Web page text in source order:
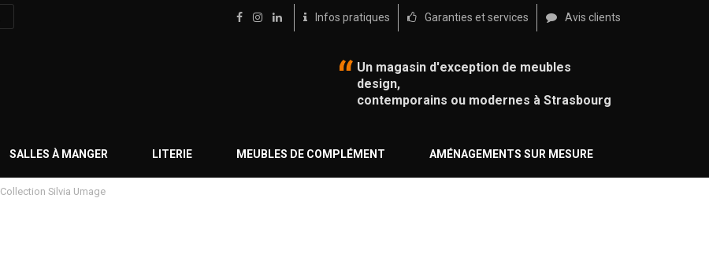
Infos pratiques Garanties et services Avis clients
Un magasin d'exception de meubles
design,
contemporains ou modernes à Strasbourg
SALLES À MANGER LITERIE MEUBLES DE COMPLÉMENT AMÉNAGEMENTS SUR MESURE
Collection Silvia Umage